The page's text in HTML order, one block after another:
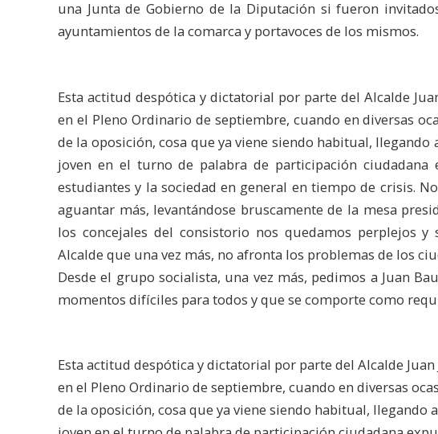
una Junta de Gobierno de la Diputación si fueron
ayuntamientos de la comarca y portavoces de los mismos.
Esta actitud despótica y dictatorial por parte del Alcalde
en el Pleno Ordinario de septiembre, cuando en diversas
de la oposición, cosa que ya viene siendo habitual,
joven en el turno de palabra de participación
estudiantes y la sociedad en general en tiempo de crisis.
aguantar más, levantándose bruscamente de la mesa
los concejales del consistorio nos quedamos perplejos
Alcalde que una vez más, no afronta los problemas de los
Desde el grupo socialista, una vez más, pedimos a Juan
momentos difíciles para todos y que se comporte como
Esta actitud despótica y dictatorial por parte del Alcalde
en el Pleno Ordinario de septiembre, cuando en diversas
de la oposición, cosa que ya viene siendo habitual, llegando